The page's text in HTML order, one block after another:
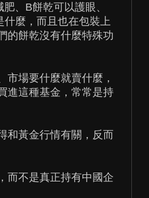
、B餅乾可以護眼、
麼，而且也在包裝上
的餅乾沒有什麼特殊功
場要什麼就賣什麼，
進這種基金，常常是持
和黃金行情有關，反而
而不是真正持有中國企